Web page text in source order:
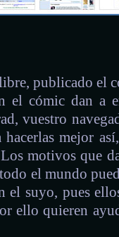
publicado el
el cómic dan a
vuestro
hacerlas mejor
motivos que
el mundo
el suyo, pues
ello quieren